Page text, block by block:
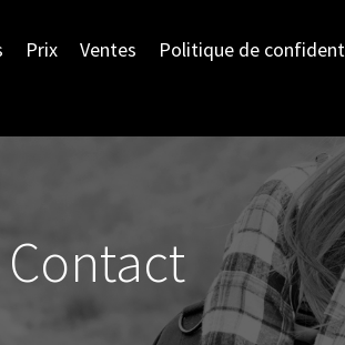
Prix Ventes Politique de
Contact